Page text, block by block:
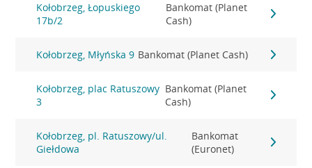
Kołobrzeg, Łopuskiego
17b/2
Bankomat (Planet
Cash)
Kołobrzeg, Młyńska 9 Bankomat (Planet Cash)
Kołobrzeg, plac Ratuszowy
3
Bankomat (Planet
Cash)
Kołobrzeg, pl. Ratuszowy/ul.
Giełdowa
Bankomat
(Euronet)